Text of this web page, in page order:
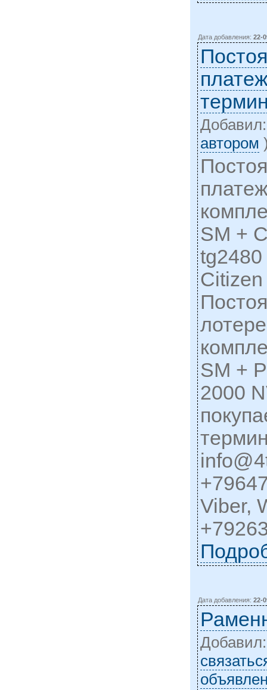
Дата добавления:22-
автором
SM +
SM +
2000
Viber,
Дата добавления:22-